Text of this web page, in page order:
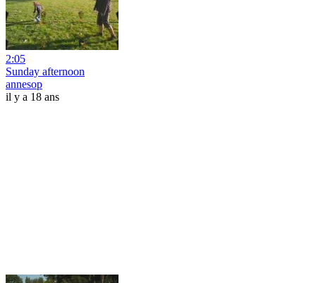
2:05
Sunday afternoon
annesop
il y a 18 ans